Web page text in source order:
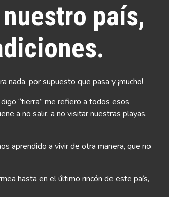
país,
por supuesto que pasa y ¡mucho!
“tierra” me refiero a todos esos
a no salir, a no visitar nuestras playas,
aprendido a vivir de otra manera, que no
hasta en el último rincón de este país,